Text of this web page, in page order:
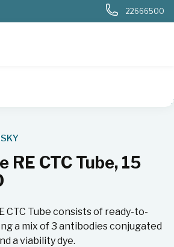
22666500
RE CTC Tube, 15
CTC Tube consists of ready-to-
a mix of 3 antibodies conjugated
a viability dye.